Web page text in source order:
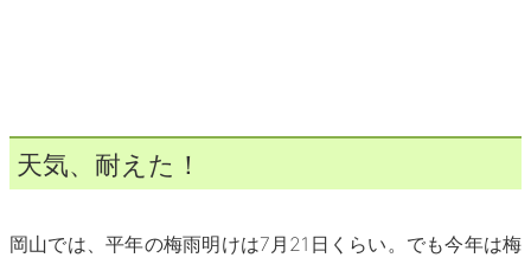
天気、耐えた！
岡山では、平年の梅雨明けは7月21日くらい。でも今年は梅